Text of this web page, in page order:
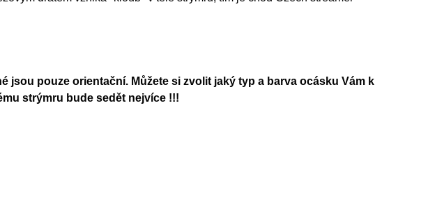
jsou pouze orientační. Můžete si zvolit jaký typ a barva ocásku Vám k
strýmru bude sedět nejvíce !!!